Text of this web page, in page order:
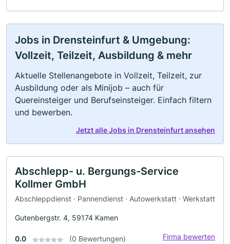
Jobs in Drensteinfurt & Umgebung:
Vollzeit, Teilzeit, Ausbildung & mehr
Aktuelle Stellenangebote in Vollzeit, Teilzeit, zur
Ausbildung oder als Minijob – auch für
Quereinsteiger und Berufseinsteiger. Einfach filtern
und bewerben.
Jetzt alle Jobs in Drensteinfurt ansehen
Abschlepp- u. Bergungs-Service
Kollmer GmbH
Abschleppdienst · Pannendienst · Autowerkstatt · Werkstatt
Gutenbergstr. 4, 59174 Kamen
0.0 (0 Bewertungen) Firma bewerten